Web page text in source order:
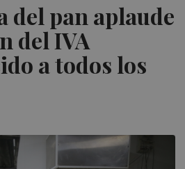
del pan aplaude
del IVA
a todos los